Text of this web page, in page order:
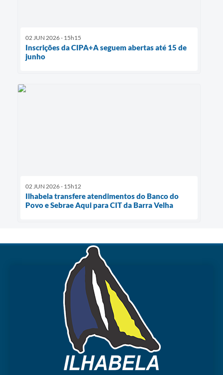
02 JUN 2026 - 15h15
Inscrições da CIPA+A seguem abertas até 15 de
junho
02 JUN 2026 - 15h12
Ilhabela transfere atendimentos do Banco do
Povo e Sebrae Aqui para CIT da Barra Velha